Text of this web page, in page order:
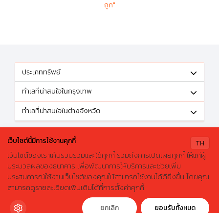
ค้นหาบ้านมือสองธอส.
ลองเปลี่ยนมาใช้ผ่านแอปดูสิ ใช้ง่าย รวดเร็ว โหลดเลย!
X
ถูก"
ประเภททรัพย์
ทำเลที่น่าสนใจในกรุงเทพ
ทำเลที่น่าสนใจในต่างจังหวัด
© 2026 GHBhomecenter.com. All rights reserved.
ธนาคารอาคารสงเคราะห์ (สำนักงานใหญ่) 63 ถนนพระราม 9 เขตห้วยขวาง
กรุงเทพมหานคร 10310
โทรศัพท์: 0-2645-9000 โทรสาร: 0-2645-9001 อีเมล :
crm@ghb.co.thเว็บไซต์
TH
เว็บไซต์นี้มีการใช้งานคุกกี้
เว็บไซต์ของเราเก็บรวบรวมและใช้คุกกี้ รวมถึงการเปิดเผยคุกกี้ ให้แก่ผู้
ประมวลผลของธนาคาร เพื่อพัฒนาการให้บริการและช่วยเพิ่ม
ประสบการณ์ใช้งานเว็บไซต์ของคุณให้สามารถใช้งานได้ดียิ่งขึ้น โดยคุณ
สามารถดูรายละเอียดเพิ่มเติมได้ที่การตั้งค่าคุกกี้
ยกเลิก ยอมรับทั้งหมด